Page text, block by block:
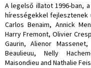
A legelső illatot 1996-ban,
hírességekkel fejlesztenek
Carlos Benaim, Annick
Harry Fremont, Olivier
Gaurin, Alienor
Beaulieuu, Nelly
Maisondieu and Nathalie